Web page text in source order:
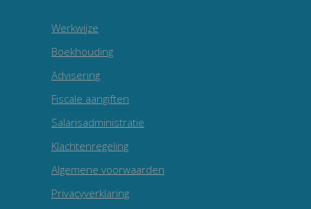
Werkwijze
Boekhouding
Advisering
Fiscale aangiften
Salarisadministratie
Klachtenregeling
Algemene voorwaarden
Privacyverklaring